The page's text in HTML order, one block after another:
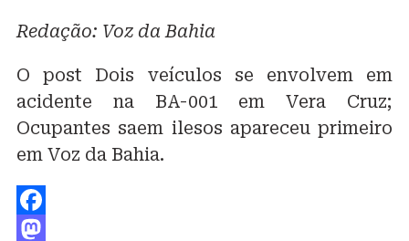
Redação: Voz da Bahia
O post Dois veículos se envolvem em
acidente na BA-001 em Vera Cruz;
Ocupantes saem ilesos apareceu primeiro
em Voz da Bahia.
Facebook